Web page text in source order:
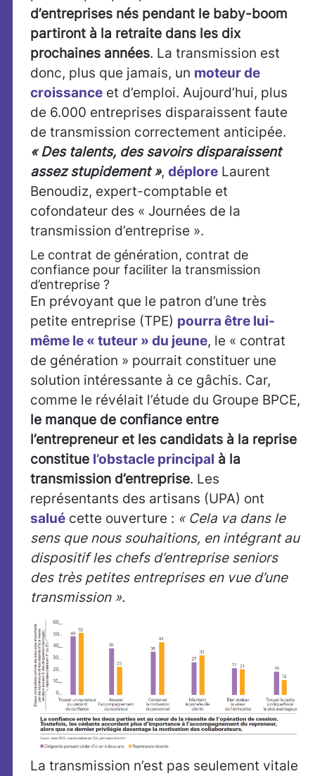
d’entreprises nés pendant le baby-boom
partiront à la retraite dans les dix
prochaines années. La transmission est
donc, plus que jamais, un moteur de
croissance et d’emploi. Aujourd’hui, plus
de 6.000 entreprises disparaissent faute
de transmission correctement anticipée.
« Des talents, des savoirs disparaissent
assez stupidement », déplore Laurent
Benoudiz, expert-comptable et
cofondateur des « Journées de la
transmission d’entreprise ».
Le contrat de génération, contrat de
confiance pour faciliter la transmission
d’entreprise ?
En prévoyant que le patron d’une très
petite entreprise (TPE) pourra être lui-
même le « tuteur » du jeune, le « contrat
de génération » pourrait constituer une
solution intéressante à ce gâchis. Car,
comme le révélait l’étude du Groupe BPCE,
le manque de confiance entre
l’entrepreneur et les candidats à la reprise
constitue l’obstacle principal à la
transmission d’entreprise. Les
représentants des artisans (UPA) ont
salué cette ouverture : « Cela va dans le
sens que nous souhaitions, en intégrant au
dispositif les chefs d’entreprise seniors
des très petites entreprises en vue d’une
transmission ».
La transmission n’est pas seulement vitale